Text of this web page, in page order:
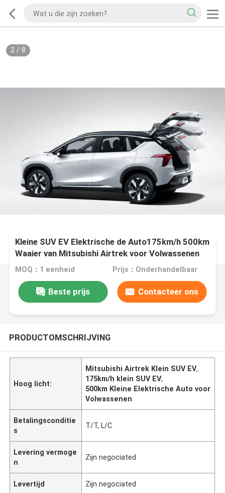
2/ 8
Kleine SUV EV Elektrische de Auto175km/h 500km
Waaier van Mitsubishi Airtrek voor Volwassenen
MOQ：1 eenheid Prijs：Onderhandelbaar
Beste prijs Contacteer ons
PRODUCTOMSCHRIJVING
Hoog licht:
Mitsubishi Airtrek Klein SUV EV,
175km/h klein SUV EV,
500km Kleine Elektrische Auto voor
Volwassenen
Betalingsconditie
s
T/T, L/C
Levering vermoge
n
Zijn negociated
Levertijd Zijn negociated